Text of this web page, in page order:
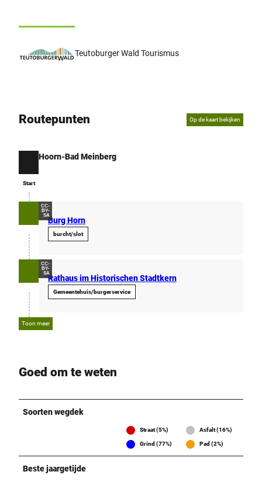
Teutoburger Wald Tourismus
Routepunten Op de kaart bekijken
Start
Hoorn-Bad Meinberg
CC-
BY-
SA
Burg Horn
burcht/slot
CC-
BY-
SA
Rathaus im Historischen Stadtkern
Gemeentehuis/burgerservice
Toon meer
Goed om te weten
Soorten wegdek
Straat (5%) Asfalt (16%)
Grind (77%) Pad (2%)
Beste jaargetijde